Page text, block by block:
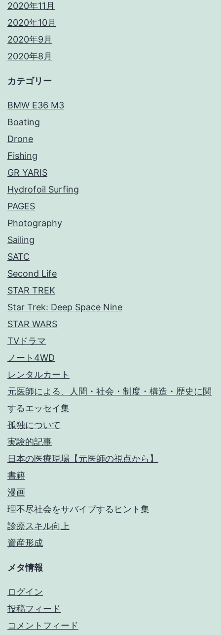
2020年11月
2020年10月
2020年9月
2020年8月
カテゴリー
BMW E36 M3
Boating
Drone
Fishing
GR YARIS
Hydrofoil Surfing
PAGES
Photography
Sailing
SATC
Second Life
STAR TREK
Star Trek: Deep Space Nine
STAR WARS
TVドラマ
ノート4WD
レンタルカート
元医師による、人間・社会・制度・構造・歴史に関
するエッセイ集
孤独について
実験的記事
日本の医療現場【元医師の視点から】
書籍
漫画
理不尽社会をサバイブするヒント集
診療スキル向上
資産形成
メタ情報
ログイン
投稿フィード
コメントフィード